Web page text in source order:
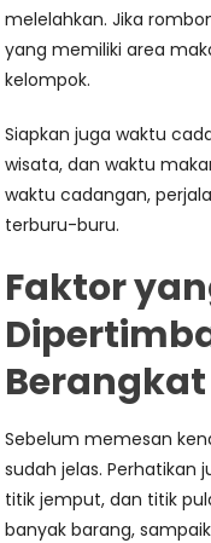
melelahkan. Jika
yang memiliki area
kelompok.
Siapkan juga waktu
wisata, dan waktu
waktu cadangan,
terburu-buru.
Faktor
Berangkat
Sebelum memesan
sudah jelas. Perhatikan
titik jemput, dan titik
banyak barang,